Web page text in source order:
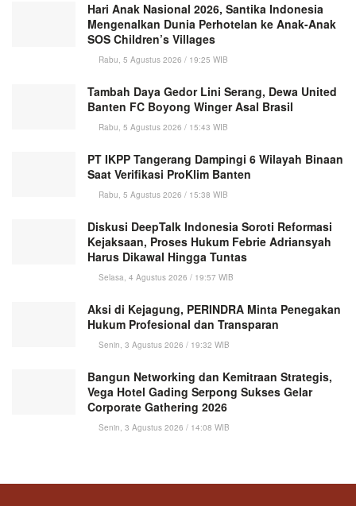
Hari Anak Nasional 2026, Santika Indonesia
Mengenalkan Dunia Perhotelan ke Anak-Anak
SOS Children’s Villages
Rabu, 5 Agustus 2026 / 19:25 WIB
Tambah Daya Gedor Lini Serang, Dewa United
Banten FC Boyong Winger Asal Brasil
Rabu, 5 Agustus 2026 / 15:43 WIB
PT IKPP Tangerang Dampingi 6 Wilayah Binaan
Saat Verifikasi ProKlim Banten
Rabu, 5 Agustus 2026 / 15:38 WIB
Diskusi DeepTalk Indonesia Soroti Reformasi
Kejaksaan, Proses Hukum Febrie Adriansyah
Harus Dikawal Hingga Tuntas
Selasa, 4 Agustus 2026 / 19:57 WIB
Aksi di Kejagung, PERINDRA Minta Penegakan
Hukum Profesional dan Transparan
Senin, 3 Agustus 2026 / 19:32 WIB
Bangun Networking dan Kemitraan Strategis,
Vega Hotel Gading Serpong Sukses Gelar
Corporate Gathering 2026
Senin, 3 Agustus 2026 / 14:08 WIB